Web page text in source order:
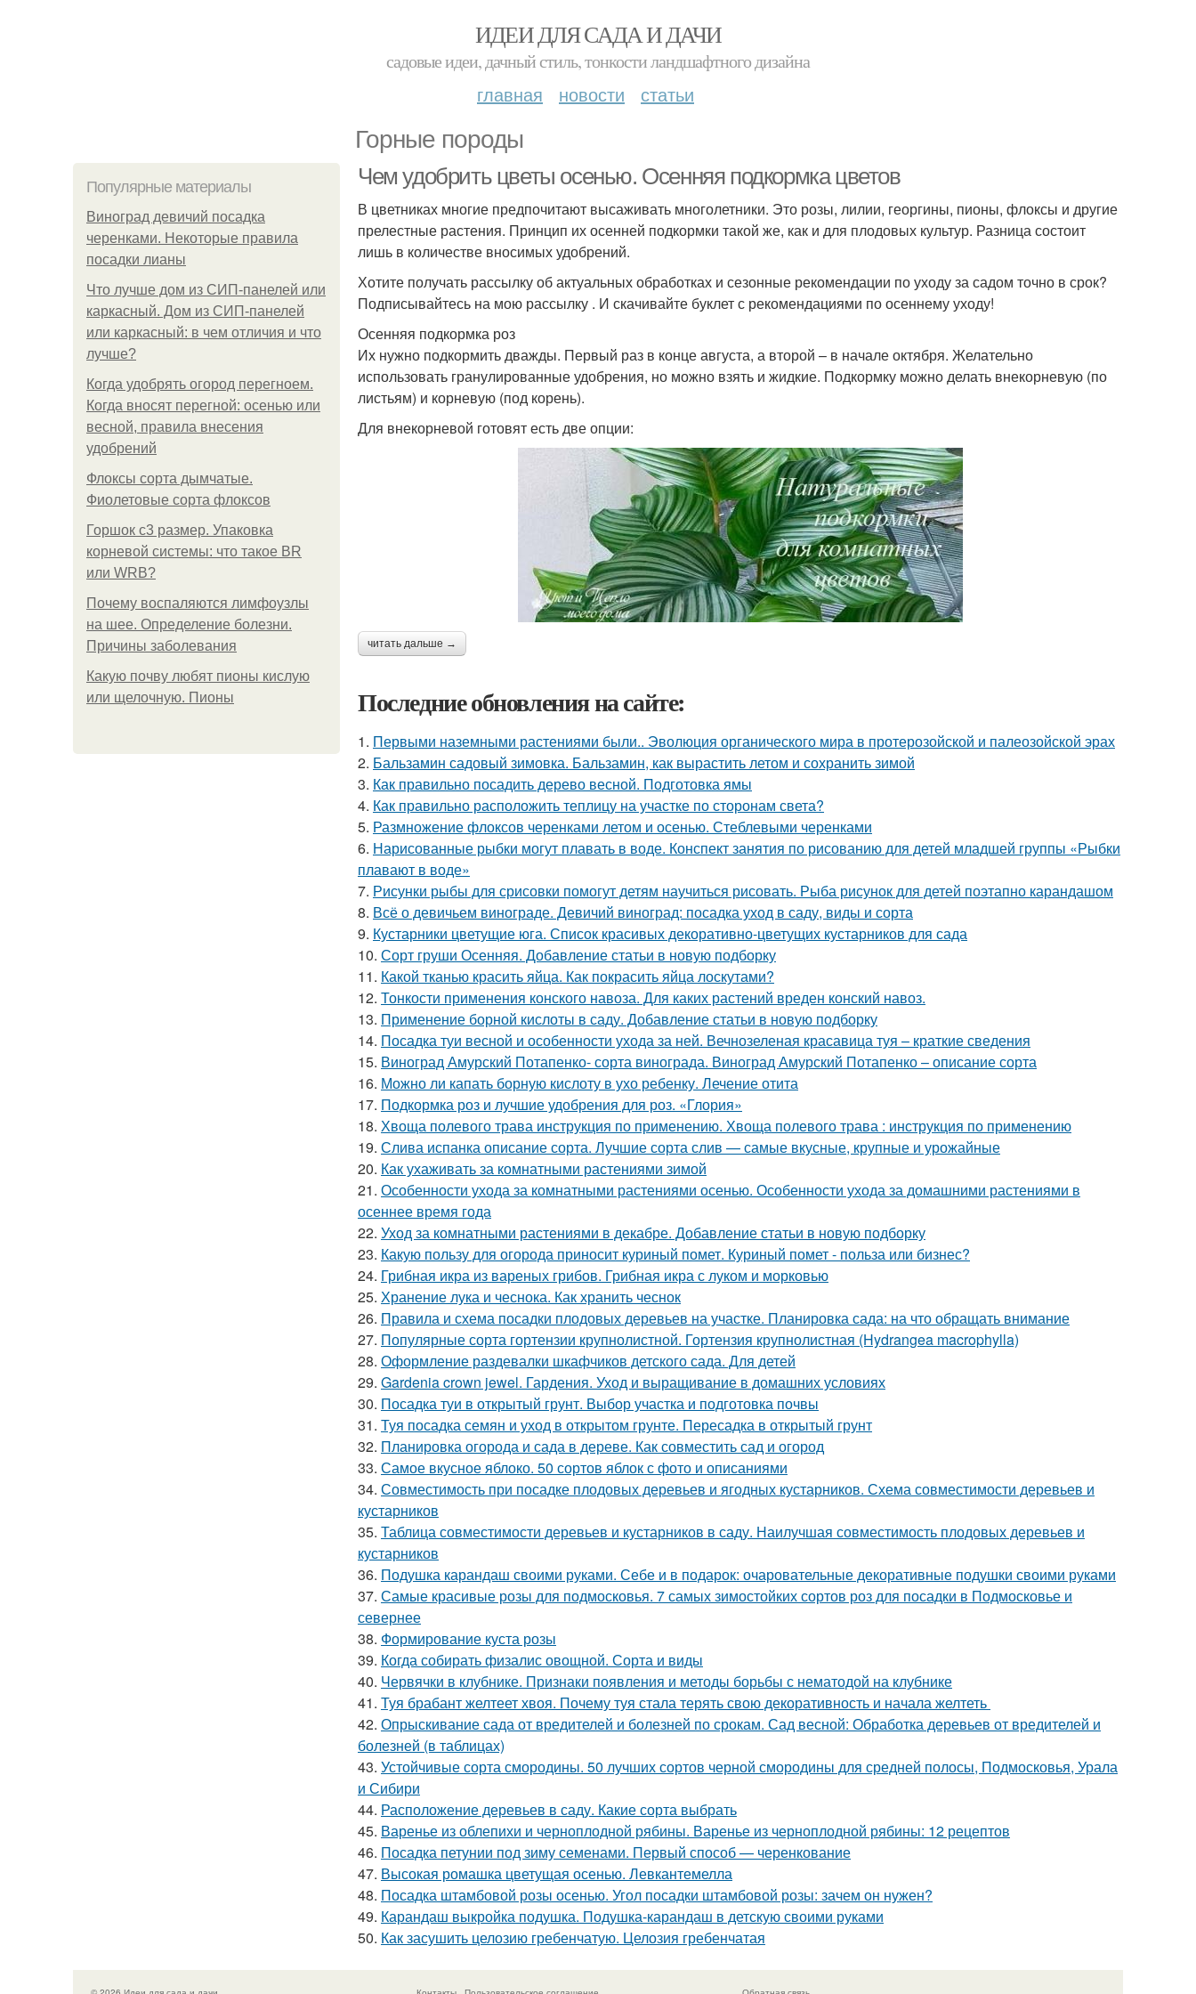
ИДЕИ ДЛЯ САДА И ДАЧИ
садовые идеи, дачный стиль, тонкости ландшафтного дизайна
главная новости статьи
Горные породы
Популярные материалы
Виноград девичий посадка
черенками. Некоторые правила
посадки лианы
Что лучше дом из СИП-панелей или
каркасный. Дом из СИП-панелей
или каркасный: в чем отличия и что
лучше?
Когда удобрять огород перегноем.
Когда вносят перегной: осенью или
весной, правила внесения
удобрений
Флоксы сорта дымчатые.
Фиолетовые сорта флоксов
Горшок с3 размер. Упаковка
корневой системы: что такое BR
или WRB?
Почему воспаляются лимфоузлы
на шее. Определение болезни.
Причины заболевания
Какую почву любят пионы кислую
или щелочную. Пионы
Чем удобрить цветы осенью. Осенняя подкормка цветов
В цветниках многие предпочитают высаживать многолетники. Это розы, лилии, георгины, пионы, флоксы и другие
прелестные растения. Принцип их осенней подкормки такой же, как и для плодовых культур. Разница состоит
лишь в количестве вносимых удобрений.
Хотите получать рассылку об актуальных обработках и сезонные рекомендации по уходу за садом точно в срок?
Подписывайтесь на мою рассылку . И скачивайте буклет с рекомендациями по осеннему уходу!
Осенняя подкормка роз
Их нужно подкормить дважды. Первый раз в конце августа, а второй – в начале октября. Желательно
использовать гранулированные удобрения, но можно взять и жидкие. Подкормку можно делать внекорневую (по
листьям) и корневую (под корень).
Для внекорневой готовят есть две опции:
читать дальше →
Последние обновления на сайте:
1. Первыми наземными растениями были.. Эволюция органического мира в протерозойской и палеозойской эрах
2. Бальзамин садовый зимовка. Бальзамин, как вырастить летом и сохранить зимой
3. Как правильно посадить дерево весной. Подготовка ямы
4. Как правильно расположить теплицу на участке по сторонам света?
5. Размножение флоксов черенками летом и осенью. Стеблевыми черенками
6. Нарисованные рыбки могут плавать в воде. Конспект занятия по рисованию для детей младшей группы «Рыбки
плавают в воде»
7. Рисунки рыбы для срисовки помогут детям научиться рисовать. Рыба рисунок для детей поэтапно карандашом
8. Всё о девичьем винограде. Девичий виноград: посадка уход в саду, виды и сорта
9. Кустарники цветущие юга. Список красивых декоративно-цветущих кустарников для сада
10. Сорт груши Осенняя. Добавление статьи в новую подборку
11. Какой тканью красить яйца. Как покрасить яйца лоскутами?
12. Тонкости применения конского навоза. Для каких растений вреден конский навоз.
13. Применение борной кислоты в саду. Добавление статьи в новую подборку
14. Посадка туи весной и особенности ухода за ней. Вечнозеленая красавица туя – краткие сведения
15. Виноград Амурский Потапенко- сорта винограда. Виноград Амурский Потапенко – описание сорта
16. Можно ли капать борную кислоту в ухо ребенку. Лечение отита
17. Подкормка роз и лучшие удобрения для роз. «Глория»
18. Хвоща полевого трава инструкция по применению. Хвоща полевого трава : инструкция по применению
19. Слива испанка описание сорта. Лучшие сорта слив — самые вкусные, крупные и урожайные
20. Как ухаживать за комнатными растениями зимой
21. Особенности ухода за комнатными растениями осенью. Особенности ухода за домашними растениями в
осеннее время года
22. Уход за комнатными растениями в декабре. Добавление статьи в новую подборку
23. Какую пользу для огорода приносит куриный помет. Куриный помет - польза или бизнес?
24. Грибная икра из вареных грибов. Грибная икра с луком и морковью
25. Хранение лука и чеснока. Как хранить чеснок
26. Правила и схема посадки плодовых деревьев на участке. Планировка сада: на что обращать внимание
27. Популярные сорта гортензии крупнолистной. Гортензия крупнолистная (Hydrangea macrophylla)
28. Оформление раздевалки шкафчиков детского сада. Для детей
29. Gardenia crown jewel. Гардения. Уход и выращивание в домашних условиях
30. Посадка туи в открытый грунт. Выбор участка и подготовка почвы
31. Туя посадка семян и уход в открытом грунте. Пересадка в открытый грунт
32. Планировка огорода и сада в дереве. Как совместить сад и огород
33. Самое вкусное яблоко. 50 сортов яблок с фото и описаниями
34. Совместимость при посадке плодовых деревьев и ягодных кустарников. Схема совместимости деревьев и
кустарников
35. Таблица совместимости деревьев и кустарников в саду. Наилучшая совместимость плодовых деревьев и
кустарников
36. Подушка карандаш своими руками. Себе и в подарок: очаровательные декоративные подушки своими руками
37. Самые красивые розы для подмосковья. 7 самых зимостойких сортов роз для посадки в Подмосковье и
севернее
38. Формирование куста розы
39. Когда собирать физалис овощной. Сорта и виды
40. Червячки в клубнике. Признаки появления и методы борьбы с нематодой на клубнике
41. Туя брабант желтеет хвоя. Почему туя стала терять свою декоративность и начала желтеть
42. Опрыскивание сада от вредителей и болезней по срокам. Сад весной: Обработка деревьев от вредителей и
болезней (в таблицах)
43. Устойчивые сорта смородины. 50 лучших сортов черной смородины для средней полосы, Подмосковья, Урала
и Сибири
44. Расположение деревьев в саду. Какие сорта выбрать
45. Варенье из облепихи и черноплодной рябины. Варенье из черноплодной рябины: 12 рецептов
46. Посадка петунии под зиму семенами. Первый способ — черенкование
47. Высокая ромашка цветущая осенью. Левкантемелла
48. Посадка штамбовой розы осенью. Угол посадки штамбовой розы: зачем он нужен?
49. Карандаш выкройка подушка. Подушка-карандаш в детскую своими руками
50. Как засушить целозию гребенчатую. Целозия гребенчатая